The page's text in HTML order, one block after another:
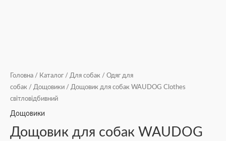
Головна / Каталог / Для собак / Одяг для
собак / Дощовики / Дощовик для собак WAUDOG Clothes
світловідбивний
Дощовики
Дощовик для собак WAUDOG